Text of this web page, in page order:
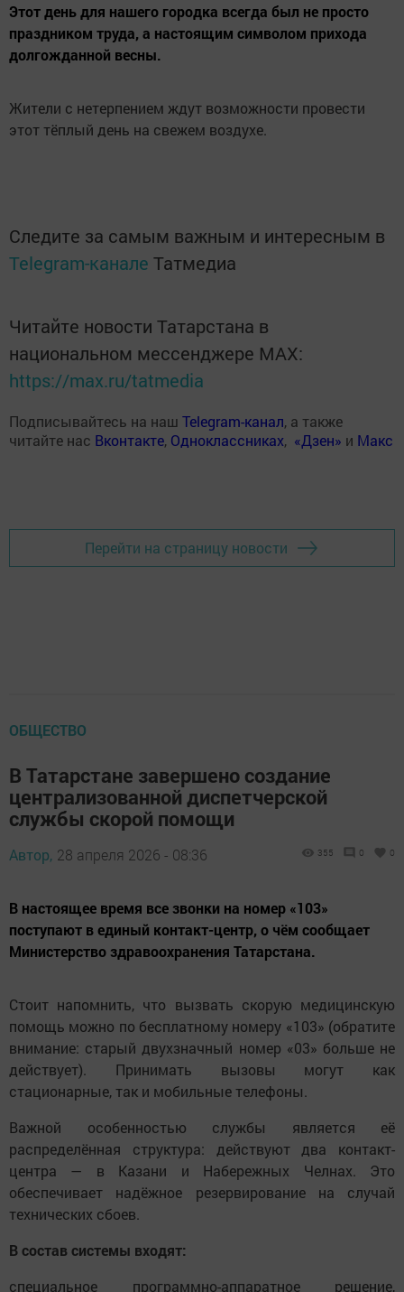
Этот день для нашего городка всегда был не просто
праздником труда, а настоящим символом прихода
долгожданной весны.
Жители с нетерпением ждут возможности провести
этот тёплый день на свежем воздухе.
Следите за самым важным и интересным в
Telegram-канале Татмедиа
Читайте новости Татарстана в
национальном мессенджере MАХ:
https://max.ru/tatmedia
Подписывайтесь на наш Telegram-канал, а также
читайте нас Вконтакте, Одноклассниках, «Дзен» и Макс
Перейти на страницу новости
ОБЩЕСТВО
В Татарстане завершено создание
централизованной диспетчерской
службы скорой помощи
Автор, 28 апреля 2026 - 08:36 355 0 0
В настоящее время все звонки на номер «103»
поступают в единый контакт-центр, о чём сообщает
Министерство здравоохранения Татарстана.
Стоит напомнить, что вызвать скорую медицинскую
помощь можно по бесплатному номеру «103» (обратите
внимание: старый двухзначный номер «03» больше не
действует). Принимать вызовы могут как
стационарные, так и мобильные телефоны.
Важной особенностью службы является её
распределённая структура: действуют два контакт-
центра — в Казани и Набережных Челнах. Это
обеспечивает надёжное резервирование на случай
технических сбоев.
В состав системы входят:
специальное программно-аппаратное решение,